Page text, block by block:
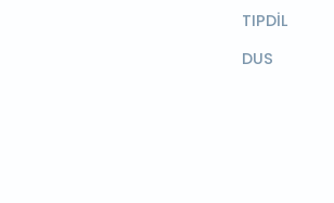
TIPDİL
DUS